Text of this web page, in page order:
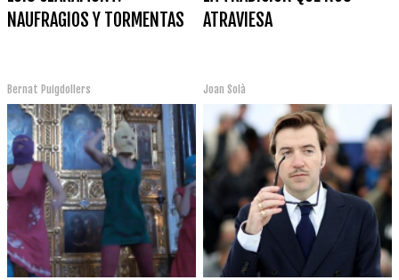
NAUFRAGIOS Y TORMENTAS
Bernat Puigdollers
ATRAVIESA
Joan Solà